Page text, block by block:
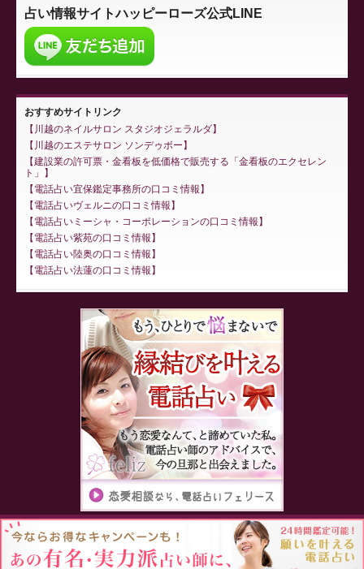
占い情報サイトハッピーローズ公式LINE
おすすめサイトリンク
川越のネイルサロン スタジオジェラルダ
川越のエステサロン ソンデゥボー
建設業の許可票・金看板を低価格で販売する「金看板のエクセレン
ト」
電話占い宜保鑑定事務所の口コミ情報
電話占いヴェルニの口コミ情報
電話占いミーシャ・コーポレーションの口コミ情報
電話占い紫苑の口コミ情報
電話占い陸奥の口コミ情報
電話占い法蓮の口コミ情報
Proudly powered by WordPress